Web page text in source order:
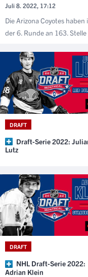
Juli 8. 2022, 17:12
Die Arizona Coyotes
der 6. Runde an 163.
DRAFT
Draft-Serie 2022:
Lutz
DRAFT
NHL Draft-Serie 2022:
Adrian Klein